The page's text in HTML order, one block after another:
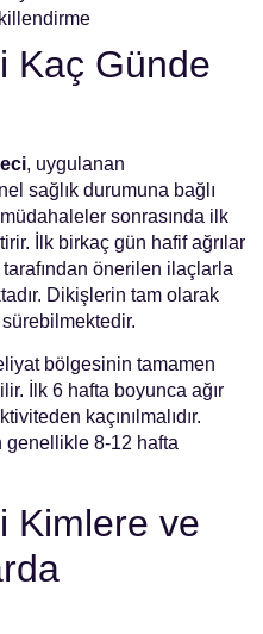
Kaç Günde
, uygulanan
sağlık durumuna bağlı
sonrasında ilk
İlk birkaç gün hafif ağrılar
önerilen ilaçlarla
Dikişlerin tam olarak
bölgesinin tamamen
İlk 6 hafta boyunca ağır
kaçınılmalıdır.
genellikle 8-12 hafta
Kimlere ve